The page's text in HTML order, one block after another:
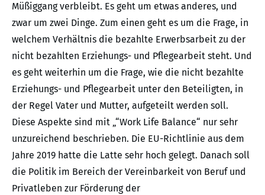
Müßiggang verbleibt. Es geht um etwas anderes, und
zwar um zwei Dinge. Zum einen geht es um die Frage, in
welchem Verhältnis die bezahlte Erwerbsarbeit zu der
nicht bezahlten Erziehungs- und Pflegearbeit steht. Und
es geht weiterhin um die Frage, wie die nicht bezahlte
Erziehungs- und Pflegearbeit unter den Beteiligten, in
der Regel Vater und Mutter, aufgeteilt werden soll.
Diese Aspekte sind mit „“Work Life Balance“ nur sehr
unzureichend beschrieben. Die EU-Richtlinie aus dem
Jahre 2019 hatte die Latte sehr hoch gelegt. Danach soll
die Politik im Bereich der Vereinbarkeit von Beruf und
Privatleben zur Förderung der